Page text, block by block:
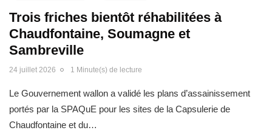
Trois friches bientôt réhabilitées à
Chaudfontaine, Soumagne et
Sambreville
24 juillet 2026 1 Minute(s) de lecture
Le Gouvernement wallon a validé les plans d’assainissement
portés par la SPAQuE pour les sites de la Capsulerie de
Chaudfontaine et du…